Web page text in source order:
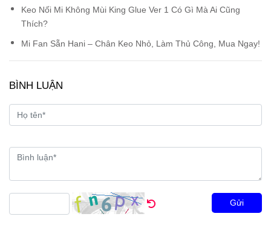
Keo Nối Mi Không Mùi King Glue Ver 1 Có Gì Mà Ai Cũng
Thích?
Mi Fan Sẵn Hani – Chân Keo Nhỏ, Làm Thủ Công, Mua Ngay!
BÌNH LUẬN
Gửi